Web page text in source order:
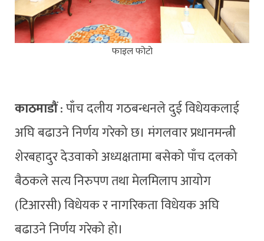
फाइल फोटो
काठमाडौं: पाँच दलीय गठबन्धनले दुई विधेयकलाई
अघि बढाउने निर्णय गरेको छ। मंगलवार प्रधानमन्त्री
शेरबहादुर देउवाको अध्यक्षतामा बसेको पाँच दलको
बैठकले सत्य निरुपण तथा मेलमिलाप आयोग
(टिआरसी) विधेयक र नागरिकता विधेयक अघि
बढाउने निर्णय गरेको हो।